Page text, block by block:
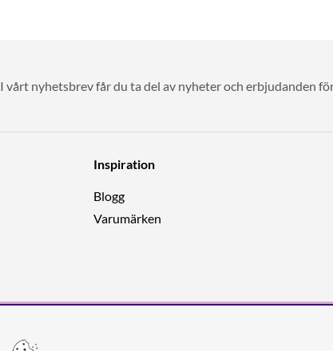
I vårt nyhetsbrev får du ta del av nyheter och erbjudanden
Inspiration
Blogg
Varumärken